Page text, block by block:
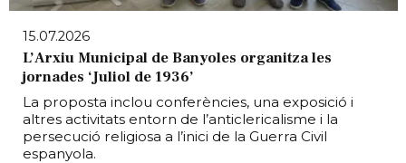
15.07.2026
L’Arxiu Municipal de Banyoles organitza les
jornades ‘Juliol de 1936’
La proposta inclou conferències, una exposició i
altres activitats entorn de l’anticlericalisme i la
persecució religiosa a l’inici de la Guerra Civil
espanyola.